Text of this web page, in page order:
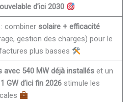
d’ici 2030
combiner solaire + efficacité
gestion des charges) pour le
plus basses
avec 540 MW déjà installés et un
1 GW d’ici fin 2026 stimule les